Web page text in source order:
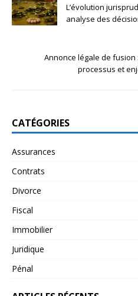
L’évolution
analyse des
Annonce légale de fusion
processus et
CATÉGORIES
Assurances
Contrats
Divorce
Fiscal
Immobilier
Juridique
Pénal